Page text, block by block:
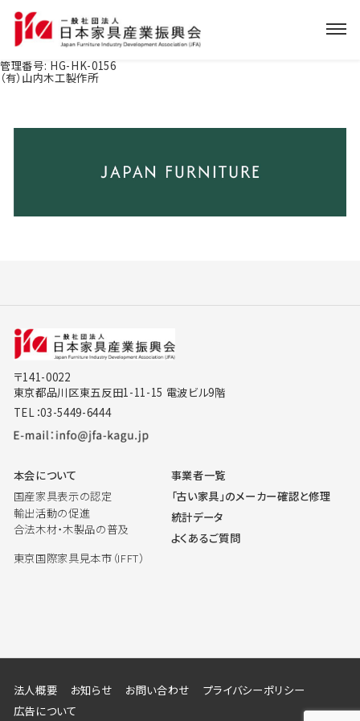
管理番号: HG-HK-0156
（有）山内木工製作所
〒141-0022
東京都品川区東五反田1-11-15 電波ビル9階
TEL：03-5449-6444
本会について
国産家具表示の認定
輸出活動の促進
合法木材・木製品の普及
東京国際家具見本市（IFFT）
事業者一覧
「古い家具」のメーカー確認と修理
統計データ
よくあるご質問
法人概要 お知らせ お問い合わせ
プライバシーポリシー
広告について